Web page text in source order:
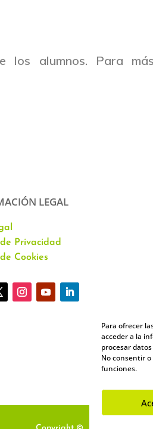
Para ofrecer
acceder a la
procesar
No consentir
funciones.
los alumnos. Para
LEGAL
Privacidad
Cookies